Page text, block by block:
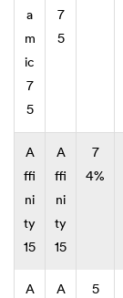
a
m
ic
7
5
7
5
A
ffi
ni
ty
15
A
ffi
ni
ty
15
7
4%
A
A
5